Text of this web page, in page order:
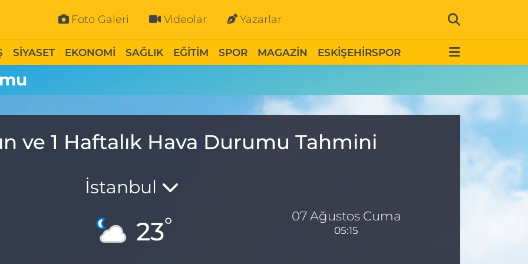
Foto Galeri Videolar Yazarlar
SİYASET EKONOMİ SAĞLIK EĞİTİM SPOR MAGAZİN ESKİŞEHİRSPOR
ve 1 Haftalık Hava Durumu Tahmini
İstanbul
23° 07 Ağustos Cuma
05:15